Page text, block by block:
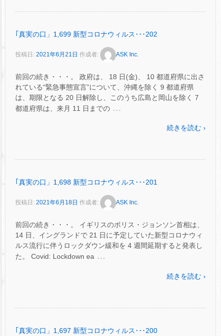
｢真実の口」1,699 新型コロナウィルス･･･202
投稿日: 2021年6月21日 作成者: ASK Inc.
前回の続き・・・。 政府は、 18 日(金)、 10 都道府県に出さ
れている“緊急事態宣言”について、沖縄を除く 9 都道府県
は、期限となる 20 日解除し、このうち広島と岡山を除く 7
都道府県は、来月 11 日までの …
続きを読む ›
｢真実の口」1,698 新型コロナウィルス･･･201
投稿日: 2021年6月18日 作成者: ASK Inc.
前回の続き・・・。 イギリスのボリス・ジョンソン首相は、
14 日、イングランドで 21 日に予定していた新型コロナウィ
ルス流行に伴うロックダウン緩和を 4 週間延期すると発表し
た。 Covid: Lockdown ea …
続きを読む ›
｢真実の口」1,697 新型コロナウィルス･･･200